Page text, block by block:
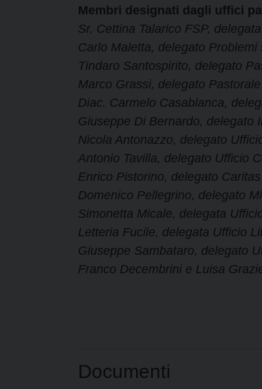
Membri designati dagli uffici
Sr. Cettina Talarico FSP,
Carlo Maletta, delegato Problemi
Tindaro Santospirito, delegato
Marco Grassi, delegato
Diac. Carmelo Casablanca,
Giuseppe Di Bernardo, delegato
Nicola Antonazzo, delegato
Antonio Tavilla, delegato Ufficio
Enrico Pistorino, delegato Caritas
Domenico Pellegrino, delegato
Simonetta Micale, delegata
Letteria Fucile, delegata Ufficio
Giuseppe Sambataro, delegato
Franco Decembrini e Luisa
Documenti